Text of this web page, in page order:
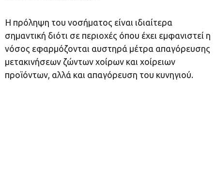
Η πρόληψη του νοσήματος είναι ιδιαίτερα
σημαντική διότι σε περιοχές όπου έχει εμφανιστεί η
νόσος εφαρμόζονται αυστηρά μέτρα απαγόρευσης
μετακινήσεων ζώντων χοίρων και χοίρειων
προϊόντων, αλλά και απαγόρευση του κυνηγιού.